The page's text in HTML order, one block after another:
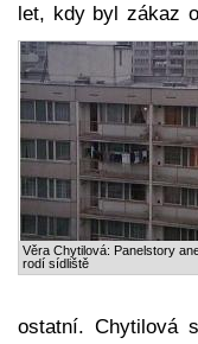
let, kdy byl zákaz
Věra Chytilová: Panelstory
rodí sídliště
ostatní. Chytilová